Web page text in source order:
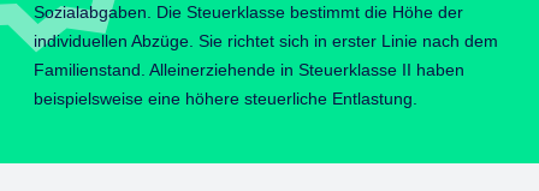
Sozialabgaben. Die Steuerklasse bestimmt die Höhe der
individuellen Abzüge. Sie richtet sich in erster Linie nach dem
Familienstand. Alleinerziehende in Steuerklasse II haben
beispielsweise eine höhere steuerliche Entlastung.